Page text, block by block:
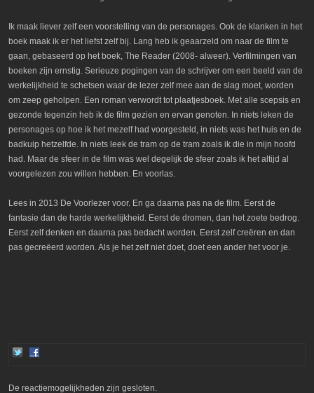
Ik maak liever zelf een voorstelling van de personages. Ook de klanken in het
boek maak ik er het liefst zelf bij. Lang heb ik geaarzeld om naar de film te
gaan, gebaseerd op het boek, The Reader (2008- alweer). Verfilmingen van
boeken zijn ernstig. Serieuze pogingen van de schrijver om een beeld van de
werkelijkheid te schetsen waar de lezer zelf mee aan de slag moet, worden
om zeep geholpen. Een roman verwordt tot plaatjesboek. Met alle scepsis en
gezonde tegenzin heb ik de film gezien en ervan genoten. In niets leken de
personages op hoe ik het mezelf had voorgesteld, in niets was het huis en de
badkuip hetzelfde. In niets leek de tram op de tram zoals ik die in mijn hoofd
had. Maar de sfeer in de film was wel degelijk de sfeer zoals ik het altijd al
voorgelezen zou willen hebben. En voorlas.
Lees in 2013 De Voorlezer voor. En ga daarna pas na de film. Eerst de
fantasie dan de harde werkelijkheid. Eerst de dromen, dan het zoete bedrog.
Eerst zelf denken en daarna pas bedacht worden. Eerst zelf creëren en dan
pas gecreëerd worden. Als je het zelf niet doet, doet een ander het voor je.
De reactiemogelijkheden zijn gesloten.